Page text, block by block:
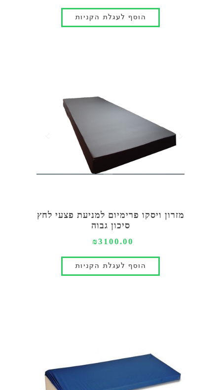
מזרון ויסקו פרימיום למניעת פצעי לחץ
סיכון גבוה
₪3100.00